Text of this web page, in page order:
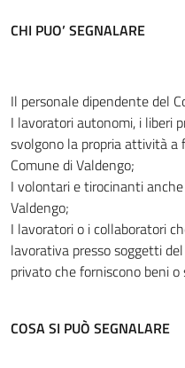
CHI PUO’ SEGNALARE
Il personale dipendente del
I lavoratori autonomi, i liberi
svolgono la propria attività a
Comune di Valdengo;
I volontari e tirocinanti
Valdengo;
I lavoratori o i collaboratori
lavorativa presso soggetti
privato che forniscono beni
COSA SI PUÒ SEGNALARE